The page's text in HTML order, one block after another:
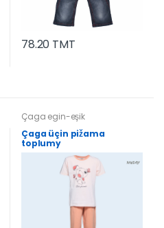
78.20 TMT
Çaga egin-eşik
Çaga üçin pižama
toplumy